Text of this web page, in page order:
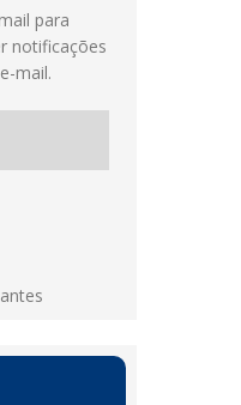
para
notificações
mail.